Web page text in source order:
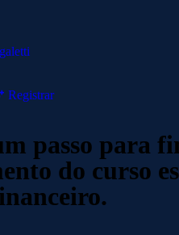
Registrar
passo para
do curso